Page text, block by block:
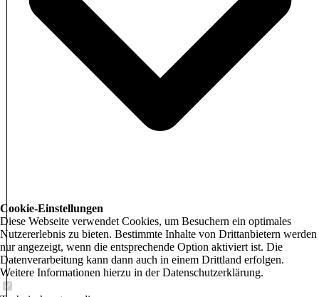
Cookie-Einstellungen
Diese Webseite verwendet Cookies, um Besuchern ein optimales
Nutzererlebnis zu bieten. Bestimmte Inhalte von Drittanbietern werden
nur angezeigt, wenn die entsprechende Option aktiviert ist. Die
Datenverarbeitung kann dann auch in einem Drittland erfolgen.
Weitere Informationen hierzu in der Datenschutzerklärung.